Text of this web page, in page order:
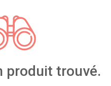
produit trouvé.